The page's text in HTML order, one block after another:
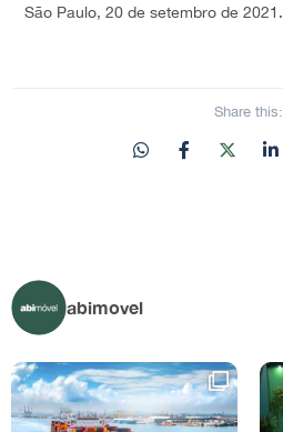
São Paulo, 20 de setembro de 2021.
Share this:
abimovel